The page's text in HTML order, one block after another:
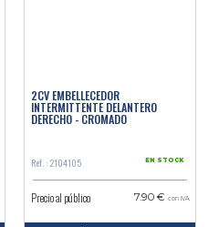
2CV EMBELLECEDOR
INTERMITTENTE DELANTERO
DERECHO - CROMADO
Ref. : 2104105 EN STOCK
Precio al público 7.90 € con IVA